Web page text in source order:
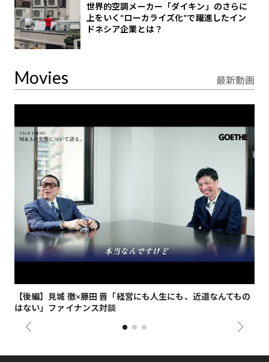
世界的空調メーカー「ダイキン」のさらに
上をいく“ローカライズ化”で躍進したイン
ドネシア企業とは？
Movies 最新動画
【後編】見城 徹×藤田 晋「経営にも人生にも、近道なんてもの
はない」ファイナンス対談